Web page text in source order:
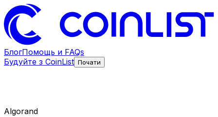
БлогПомощь и FAQs
Будуйте з CoinList Почати
Algorand